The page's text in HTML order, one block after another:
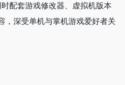
配套游戏修改器、虚拟机版本
，深受单机与掌机游戏爱好者关